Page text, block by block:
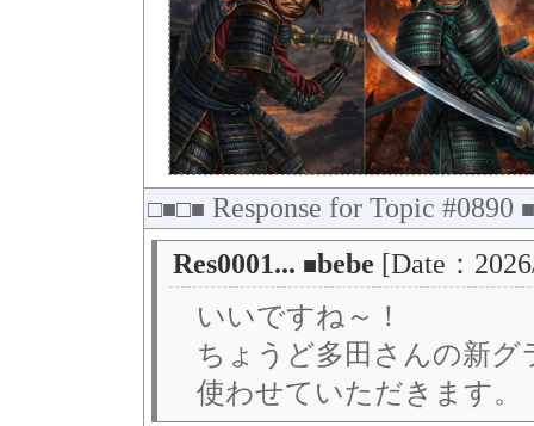
□■□■ Response for Topic #0890
Res0001... ■bebe [Date：
いいですね～！
ちょうど多田さんの新
使わせていただきます。